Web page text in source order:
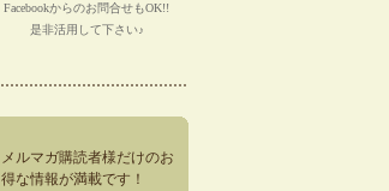
Facebookからのお問合せもOK!!
是非活用して下さい♪
メルマガ購読者様だけのお
得な情報が満載です！